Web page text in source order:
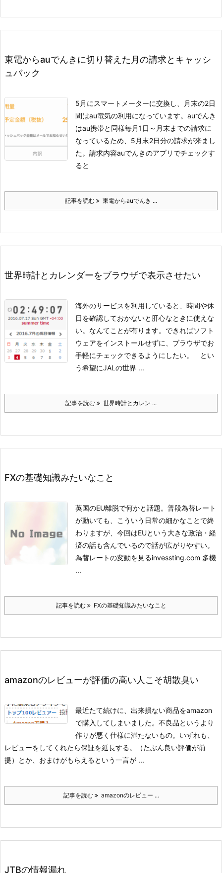
東電からauでんきに切り替えた月の請求とキャッシ
ュバック
5月にスマートメーターに交換し、月末の2日
間はau電気の利用になっています。auでんき
はau携帯と同様毎月1日～月末までの請求に
なっているため、5月末2日分の請求が来まし
た。 請求内容auでんきのアプリでチェックす
ると
記事を読む 東電からauでんき ...
世界時計とカレンダーをブラウザで表示させたい
海外のサービスを利用していると、時間や休
日を確認しておかないと肝心なときに使えな
い。なんてことが有ります。 できればソフト
ウェアをインストールせずに、ブラウザでお
手軽にチェックできるようにしたい。 とい
う希望にJALの世界 ...
記事を読む 世界時計とカレン ...
FXの基礎知識みたいなこと
英国のEU離脱で何かと話題。普段為替レート
が動いても、こういう日常の細かなことで終
わりますが、今回はEUという大きな政治・経
済の話も含んでいるので話が広がりやすい。
為替レートの変動を見るinvessting.com 多機
...
記事を読む FXの基礎知識みたいなこと
amazonのレビューが評価の高い人こそ胡散臭い
最近たて続けに、出来損ない商品をamazon
で購入してしまいました。不良品というより
作りが悪く仕様に満たないもの。 いずれも、
レビューをしてくれたら保証を延長する。（たぶん良い評価が前
提）とか、おまけがもらえるという一言が ...
記事を読む amazonのレビュー ...
JTBの情報漏れ